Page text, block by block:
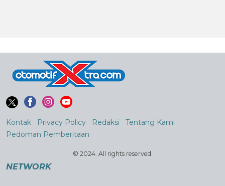
Kontak Privacy Policy Redaksi
Tentang Kami
Pedoman Pemberitaan
© 2024. All rights reserved.
NETWORK